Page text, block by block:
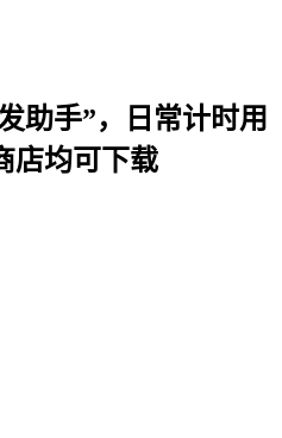
助手”，日常计时用
店均可下载